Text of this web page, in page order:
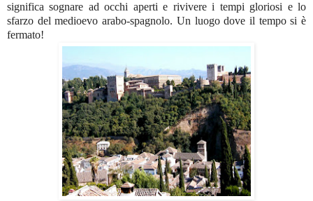
significa sognare ad occhi aperti e rivivere i tempi gloriosi e lo
sfarzo del medioevo arabo-spagnolo. Un luogo dove il tempo si è
fermato!